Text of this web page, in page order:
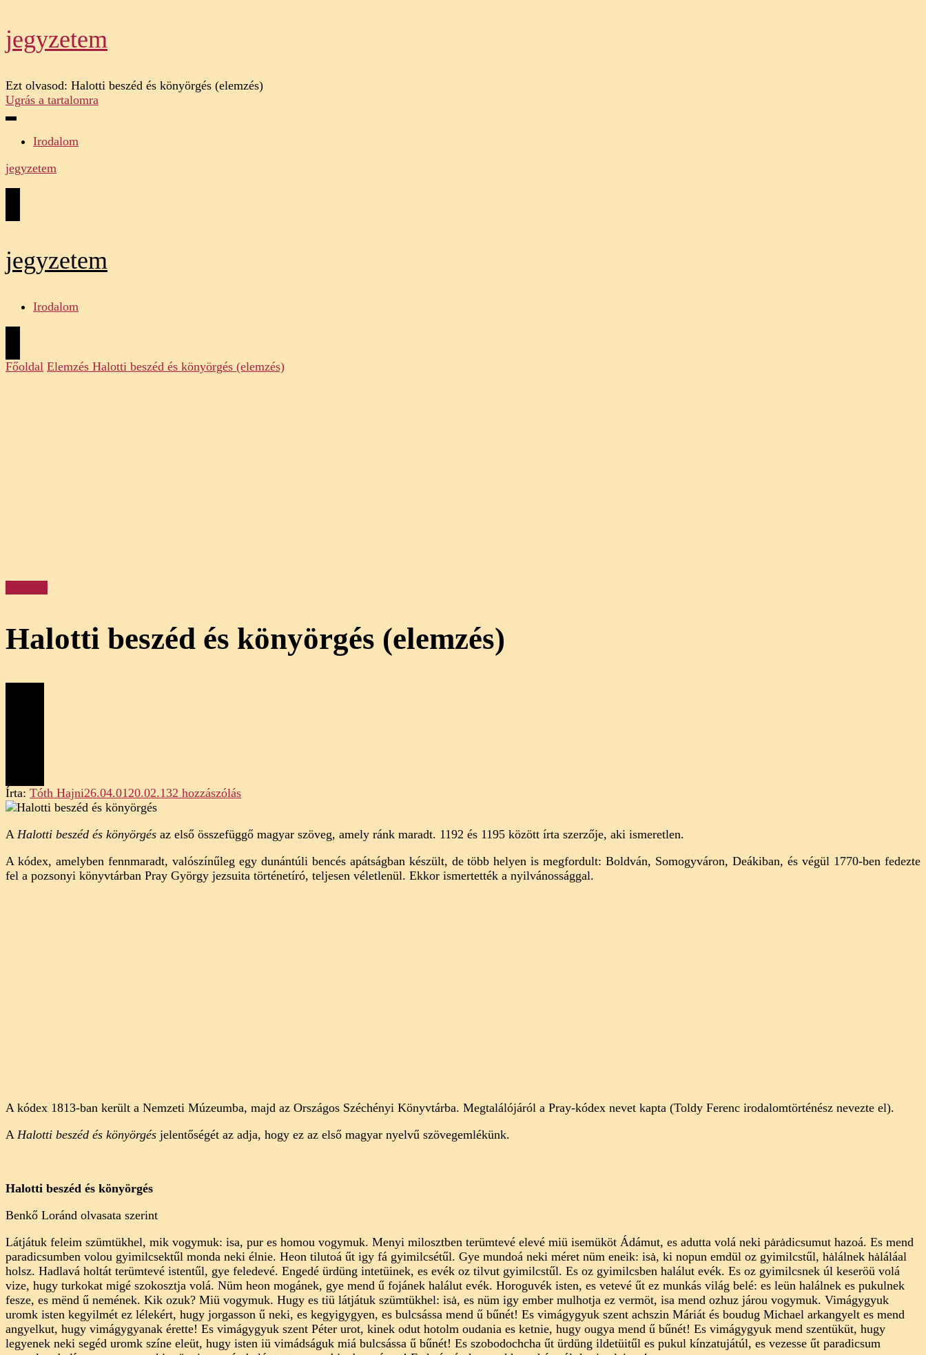
jegyzetem
Ezt olvasod: Halotti beszéd és könyörgés (elemzés)
Ugrás a tartalomra
Irodalom
jegyzetem
jegyzetem
Irodalom
Főoldal Elemzés Halotti beszéd és könyörgés (elemzés)
Halotti beszéd és könyörgés (elemzés)
Írta: Tóth Hajni26.04.01 20.02.132 hozzászólásHalotti
könyörgés
című
bejegyzéshez
A Halotti beszéd és könyörgés az első összefüggő magyar szöveg, amely ránk maradt. 1192 és 1195 között írta szerzője, aki ismeretlen.
A kódex, amelyben fennmaradt, valószínűleg egy dunántúli bencés apátságban készült, de több helyen is megfordult: Boldván, Somogyváron, Deákiban, és végül 1770-ben fedezte
fel a pozsonyi könyvtárban Pray György jezsuita történetíró, teljesen véletlenül. Ekkor ismertették a nyilvánossággal.
A kódex 1813-ban került a Nemzeti Múzeumba, majd az Országos Széchényi Könyvtárba. Megtalálójáról a Pray-kódex nevet kapta (Toldy Ferenc irodalomtörténész nevezte el).
A Halotti beszéd és könyörgés jelentőségét az adja, hogy ez az első magyar nyelvű szövegemlékünk.
Halotti beszéd és könyörgés
Benkő Loránd olvasata szerint
Látjátuk feleim szümtükhel, mik vogymuk: isa, pur es homou vogymuk. Menyi milosztben terümtevé elevé miü isemüköt Ádámut, es adutta volá neki pȧrȧdicsumut hazoá. Es mend
paradicsumben volou gyimilcsektűl monda neki élnie. Heon tilutoá űt igy fá gyimilcsétűl. Gye mundoá neki méret nüm eneik: isȧ, ki nopun emdül oz gyimilcstűl, hȧlálnek hȧláláal
holsz. Hadlavá holtát terümtevé istentűl, gye feledevé. Engedé ürdüng intetüinek, es evék oz tilvut gyimilcstűl. Es oz gyimilcsben halálut evék. Es oz gyimilcsnek úl keseröü volá
vize, hugy turkokat migé szokosztja volá. Nüm heon mogánek, gye mend ű fojánek halálut evék. Horoguvék isten, es vetevé űt ez munkás világ belé: es leün halálnek es pukulnek
fesze, es mënd ű nemének. Kik ozuk? Miü vogymuk. Hugy es tiü látjátuk szümtükhel: isȧ, es nüm igy ember mulhotja ez vermöt, isa mend ozhuz járou vogymuk. Vimágygyuk
uromk isten kegyilmét ez lélekért, hugy jorgasson ű neki, es kegyigygyen, es bulcsássa mend ű bűnét! Es vimágygyuk szent achszin Máriát és boudug Michael arkangyelt es mend
angyelkut, hugy vimágygyanak érette! Es vimágygyuk szent Péter urot, kinek odut hotolm oudania es ketnie, hugy ougya mend ű bűnét! Es vimágygyuk mend szentüküt, hugy
legyenek neki segéd uromk színe eleüt, hugy isten iü vimádságuk miá bulcsássa ű bűnét! Es szobodochcha űt ürdüng ildetüitűl es pukul kínzatujátúl, es vezesse űt paradicsum